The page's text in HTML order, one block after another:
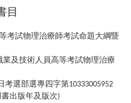
目
考試物理治療師考試命題大綱暨
業及技術人員高等考試物理治療
考選部選專四字第10333005952
出版年及版次)